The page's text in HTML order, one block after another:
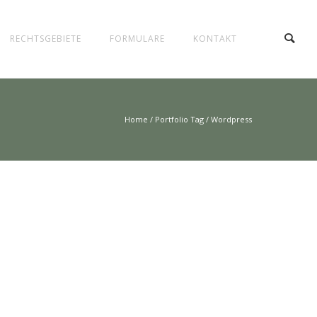
RECHTSGEBIETE FORMULARE KONTAKT
Home / Portfolio Tag / Wordpress